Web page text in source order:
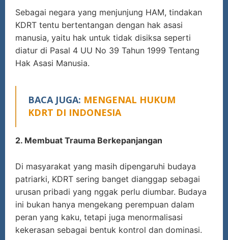
Sebagai negara yang menjunjung HAM, tindakan
KDRT tentu bertentangan dengan hak asasi
manusia, yaitu hak untuk tidak disiksa seperti
diatur di Pasal 4 UU No 39 Tahun 1999 Tentang
Hak Asasi Manusia.
BACA JUGA: MENGENAL HUKUM
KDRT DI INDONESIA
2. Membuat Trauma Berkepanjangan
Di masyarakat yang masih dipengaruhi budaya
patriarki, KDRT sering banget dianggap sebagai
urusan pribadi yang nggak perlu diumbar. Budaya
ini bukan hanya mengekang perempuan dalam
peran yang kaku, tetapi juga menormalisasi
kekerasan sebagai bentuk kontrol dan dominasi.